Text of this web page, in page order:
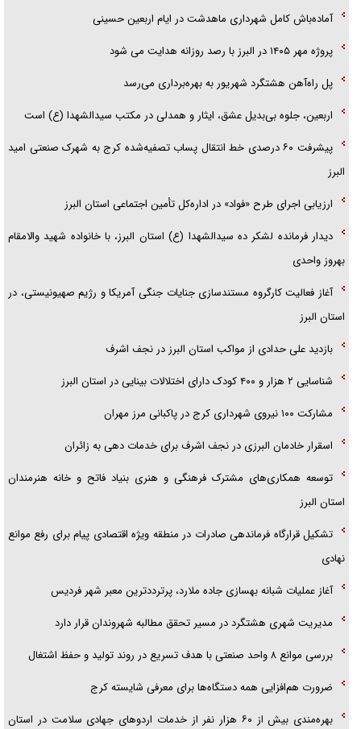
گفتگوی دکتر اخوان مدیرمسئول روزنامه جوان با برنامه تلویزیونی «نبرد
آماده‌باش کامل شهرداری ماهدشت در ایام اربعین حسینی
پروژه مهر ۱۴۰۵ در البرز با رصد روزانه هدایت می شود
پل راه‌آهن هشتگرد شهریور به بهره‌برداری می‌رسد
اربعین، جلوه بی‌بدیل عشق، ایثار و همدلی در مکتب سیدالشهدا (ع) است
پیشرفت ۶۰ درصدی خط انتقال پساب تصفیه‌شده کرج به شهرک صنعتی امید
البرز
ارزیابی اجرای طرح «فواد» در اداره‌کل تأمین اجتماعی استان البرز
دیدار فرمانده لشکر ده سیدالشهدا (ع) استان البرز، با خانواده شهید والامقام
بهروز واحدی
آغاز فعالیت کارگروه مستندسازی جنایات جنگی آمریکا و رژیم صهیونیستی، در
استان البرز
بازدید علی حدادی از مواکب استان البرز در نجف اشرف
شناسایی ۲ هزار و ۴۰۰ کودک دارای اختلالات بینایی در استان البرز
مشارکت ۱۰۰ نیروی شهرداری کرج در پاکبانی مرز مهران
اسقرار خادمان البرزی در نجف اشرف برای خدمات دهی به زائران
توسعه همکاری‌های مشترک فرهنگی و هنری بنیاد فاتح و خانه هنرمندان
استان البرز
تشکیل قرارگاه فرماندهی صادرات در منطقه ویژه اقتصادی پیام برای رفع موانع
نهادی
آغاز عملیات شبانه بهسازی جاده ملارد، پرترددترین معبر شهر فردیس
مدیریت شهری هشتگرد در مسیر تحقق مطالبه شهروندان قرار دارد
بررسی موانع ۸ واحد صنعتی با هدف تسریع در روند تولید و حفظ اشتغال
ضرورت هم‌افزایی همه دستگاه‌ها برای معرفی شایسته کرج
بهره‌مندی بیش از ۶۰ هزار نفر از خدمات اردوهای جهادی سلامت در استان